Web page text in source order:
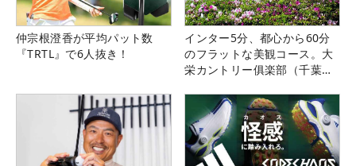
仲宗根澄香が平均パット数
『TRTL』で6人抜き！
インター5分、都心から60分
のフラットな美観コース。大
栄カントリー俱楽部（千葉